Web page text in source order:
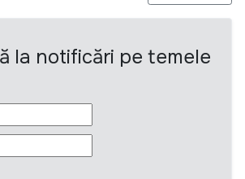
la notificări pe temele